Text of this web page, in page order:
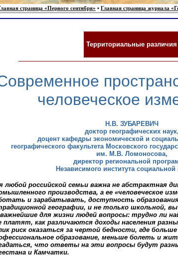
страница «Первого сентября» • Главная страница журнала
Территориальные различия
человеческое
Н.В. ЗУБАРЕВИЧ
доктор географических наук,
доцент кафедры экономической и
географического факультета Московского
им. М.В. Ломоносова,
директор региональной
Независимого института социальной
любой российской семьи важна не абстрактная
производства, а ее «человеческое
и зарабатывать, доступность
географии, и не только школьной,
для жизни людей вопросы: трудно ли
платят, как различаются доходы населения
риск оказаться за чертой бедности, где
образование, меньше болеть и
что ответы на эти вопросы будут
и Камчатки.